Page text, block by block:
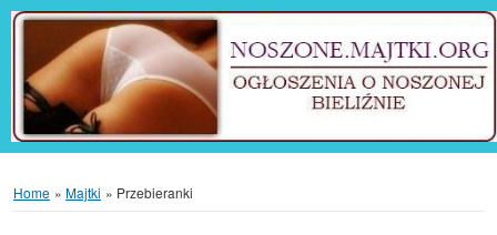
Home » Majtki » Przebieranki